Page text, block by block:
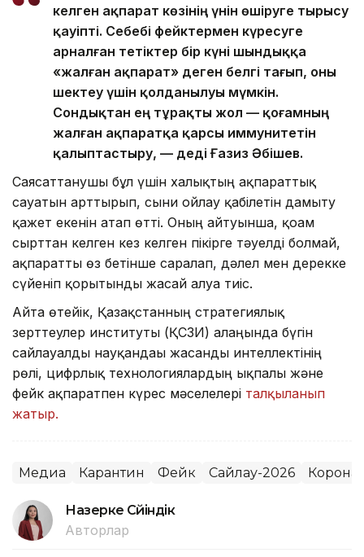
келген ақпарат көзінің үнін өшіруге тырысу
қауіпті. Себебі фейктермен күресуге
арналған тетіктер бір күні шындыққа
«жалған ақпарат» деген белгі тағып, оны
шектеу үшін қолданылуы мүмкін.
Сондықтан ең тұрақты жол — қоғамның
жалған ақпаратқа қарсы иммунитетін
қалыптастыру, — деді Ғазиз Әбішев.
Саясаттанушы бұл үшін халықтың ақпараттық
сауатын арттырып, сыни ойлау қабілетін дамыту
қажет екенін атап өтті. Оның айтуынша, қоғам
сырттан келген кез келген пікірге тәуелді болмай,
ақпаратты өз бетінше саралап, дәлел мен дерекке
сүйеніп қорытынды жасай алуға тиіс.
Айта өтейік, Қазақстанның стратегиялық
зерттеулер институты (ҚСЗИ) алаңында бүгін
сайлауалды науқандағы жасанды интеллектінің
рөлі, цифрлық технологиялардың ықпалы және
фейк ақпаратпен күрес мәселелері талқыланып
жатыр.
Медиа Карантин Фейк Сайлау-2026
Назерке Сүйіндік
Авторлар